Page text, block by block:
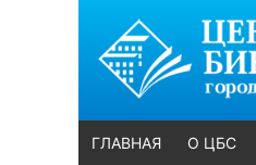
ГЛАВНАЯ О ЦБС